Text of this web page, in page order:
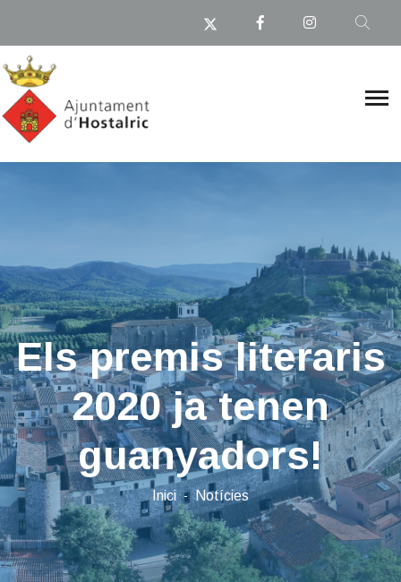
Els premis literaris
2020 ja tenen
guanyadors!
Inici Notícies